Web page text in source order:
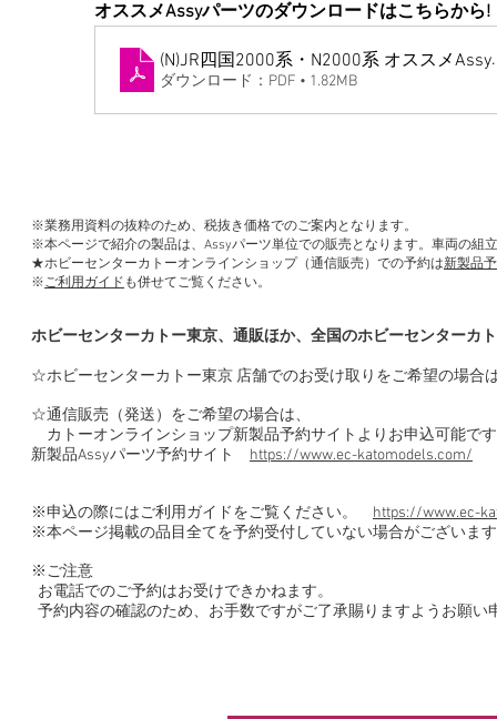
オススメAssyパーツのダウンロードはこちらから!
(N)JR四国2000系・N2000系 オススメAssy
ダウンロード：PDF • 1.82MB
※業務用資料の抜粋のため、税抜き価格でのご案内となります。
※本ページで紹介の製品は、Assyパーツ単位での販売となります。車両の組
★ホビーセンターカトーオンラインショップ（通信販売）での予約は新製品
※ご利用ガイド も併せてご覧ください。
ホビーセンターカトー東京、通販ほか、全国のホビーセンターカ
☆ホビーセンターカトー東京 店舗でのお受け取りをご希望の場合
☆通信販売（発送）をご希望の場合は、
カトーオンラインショップ新製品予約サイトよりお申込可能で
新製品Assyパーツ予約サイト https://www.ec-katomodels.com/
※申込の際にはご利用ガイドをご覧ください。 https://www.ec-
※本ページ掲載の品目全てを予約受付していない場合がございま
※ご注意
お電話でのご予約はお受けできかねます。
予約内容の確認のため、お手数ですがご了承賜りますようお願い